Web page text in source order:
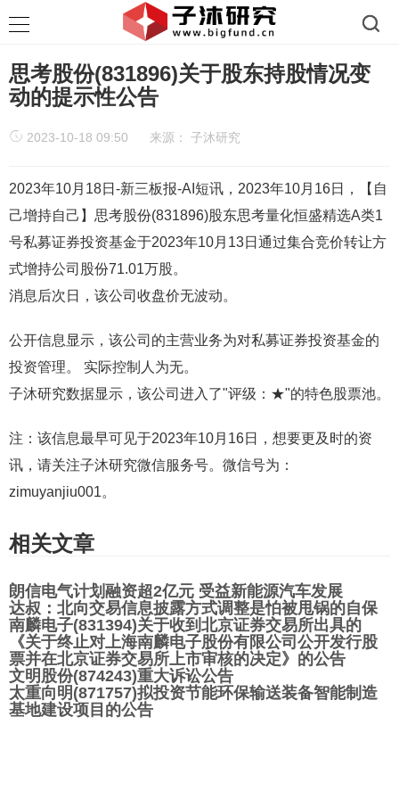
思考股份(831896)关于股东持股情况变
动的提示性公告
2023-10-18 09:50 来源： 子沐研究
2023年10月18日-新三板报-AI短讯，2023年10月16日，【自
己增持自己】思考股份(831896)股东思考量化恒盛精选A类1
号私募证券投资基金于2023年10月13日通过集合竞价转让方
式增持公司股份71.01万股。
消息后次日，该公司收盘价无波动。
公开信息显示，该公司的主营业务为对私募证券投资基金的
投资管理。 实际控制人为无。
子沐研究数据显示，该公司进入了"评级：★"的特色股票池。
注：该信息最早可见于2023年10月16日，想要更及时的资
讯，请关注子沐研究微信服务号。微信号为：
zimuyanjiu001。
相关文章
朗信电气计划融资超2亿元 受益新能源汽车发展
达叔：北向交易信息披露方式调整是怕被甩锅的自保
南麟电子(831394)关于收到北京证券交易所出具的
《关于终止对上海南麟电子股份有限公司公开发行股
票并在北京证券交易所上市审核的决定》的公告
文明股份(874243)重大诉讼公告
太重向明(871757)拟投资节能环保输送装备智能制造
基地建设项目的公告